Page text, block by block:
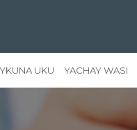
UKU YACHAY WASI